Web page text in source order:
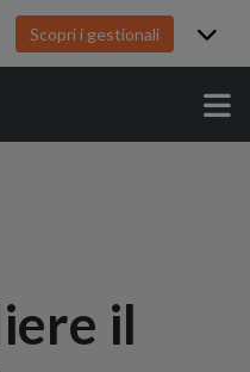
Scopri i gestionali
il